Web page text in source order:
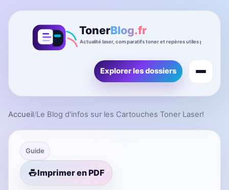
Explorer les dossiers
Accueil/Le Blog d'infos sur les Cartouches Toner Laser!
Guide
Imprimer en PDF